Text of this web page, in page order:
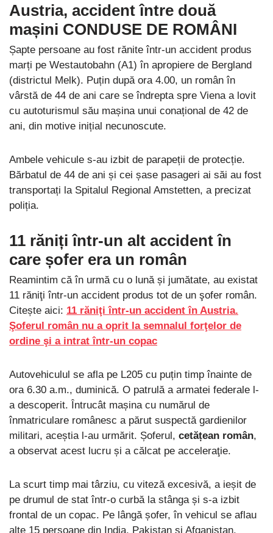
Austria, accident între două
mașini CONDUSE DE ROMÂNI
Șapte persoane au fost rănite într-un accident produs
marți pe Westautobahn (A1) în apropiere de Bergland
(districtul Melk). Puțin după ora 4.00, un român în
vârstă de 44 de ani care se îndrepta spre Viena a lovit
cu autoturismul său mașina unui conațional de 42 de
ani, din motive inițial necunoscute.
Ambele vehicule s-au izbit de parapeții de protecție.
Bărbatul de 44 de ani și cei șase pasageri ai săi au fost
transportați la Spitalul Regional Amstetten, a precizat
poliția.
11 răniți într-un alt accident în
care șofer era un român
Reamintim că în urmă cu o lună și jumătate, au existat
11 răniţi într-un accident produs tot de un şofer român.
Citește aici: 11 răniţi într-un accident în Austria.
Şoferul român nu a oprit la semnalul forţelor de
ordine şi a intrat într-un copac
Autovehiculul se afla pe L205 cu puțin timp înainte de
ora 6.30 a.m., duminică. O patrulă a armatei federale l-
a descoperit. Întrucât mașina cu numărul de
înmatriculare românesc a părut suspectă gardienilor
militari, aceștia l-au urmărit. Șoferul, cetățean român,
a observat acest lucru și a călcat pe acceleraţie.
La scurt timp mai târziu, cu viteză excesivă, a ieșit de
pe drumul de stat într-o curbă la stânga și s-a izbit
frontal de un copac. Pe lângă șofer, în vehicul se aflau
alte 15 persoane din India, Pakistan și Afganistan.